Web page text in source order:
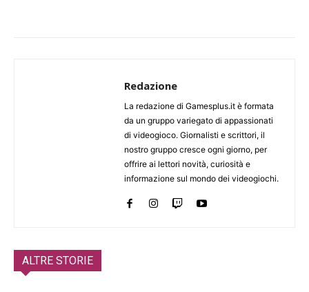
Redazione
La redazione di Gamesplus.it è formata
da un gruppo variegato di appassionati
di videogioco. Giornalisti e scrittori, il
nostro gruppo cresce ogni giorno, per
offrire ai lettori novità, curiosità e
informazione sul mondo dei videogiochi.
ALTRE STORIE